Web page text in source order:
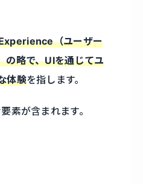
（ユーザー
の略で、UIを通じてユ
体験を指します。
素が含まれます。